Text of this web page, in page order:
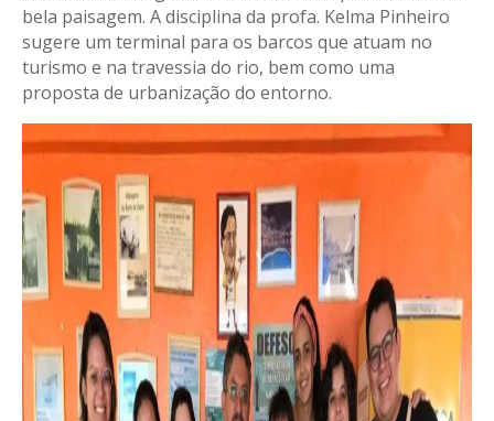
bela paisagem. A disciplina da profa. Kelma Pinheiro
sugere um terminal para os barcos que atuam no
turismo e na travessia do rio, bem como uma
proposta de urbanização do entorno.